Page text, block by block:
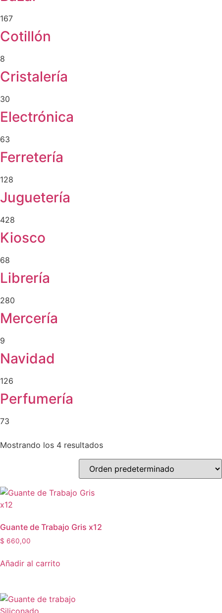
167
Cotillón
8
Cristalería
30
Electrónica
63
Ferretería
128
Juguetería
428
Kiosco
68
Librería
280
Mercería
9
Navidad
126
Perfumería
73
Mostrando los 4 resultados
Guante de Trabajo Gris x12
$ 660,00
Añadir al carrito